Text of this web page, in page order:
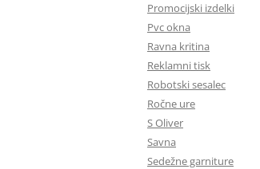
Promocijski izdelki
Pvc okna
Ravna kritina
Reklamni tisk
Robotski sesalec
Ročne ure
S Oliver
Savna
Sedežne garniture